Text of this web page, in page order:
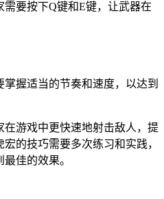
要按下Q键和E键，让武器在
握适当的节奏和速度，以达到
游戏中更快速地射击敌人，提
的技巧需要多次练习和实践，
佳的效果。